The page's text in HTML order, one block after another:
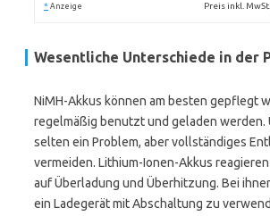
* Anzeige Preis inkl.
Wesentliche Unterschiede in der
NiMH-Akkus können am besten gepflegt
regelmäßig benutzt und geladen werden.
selten ein Problem, aber vollständiges
vermeiden. Lithium-Ionen-Akkus
auf Überladung und Überhitzung. Bei
ein Ladegerät mit Abschaltung zu